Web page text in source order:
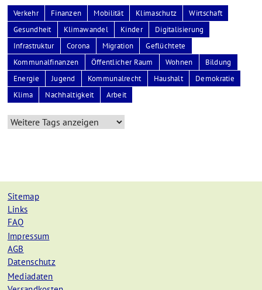
Verkehr Finanzen Mobilität Klimaschutz
Wirtschaft
Gesundheit
Klimawandel Kinder
Digitalisierung
Infrastruktur
Corona Migration
Geflüchtete
Kommunalfinanzen
Öffentlicher Raum Wohnen
Bildung
Energie
Jugend Kommunalrecht Haushalt
Demokratie
Klima
Nachhaltigkeit Arbeit
Sitemap
Links
FAQ
Impressum
AGB
Datenschutz
Mediadaten